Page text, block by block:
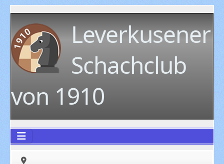
Leverkusener
Schachclub
von 1910